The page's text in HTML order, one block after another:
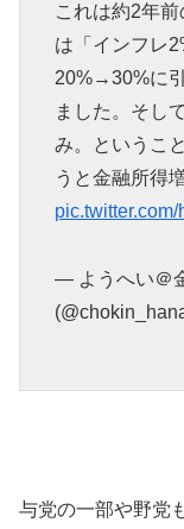
これは約2年
は「インフレ
20%→30%に
ました。そし
み。というこ
うと金融所得
— ようへい＠
与党の一部や野党